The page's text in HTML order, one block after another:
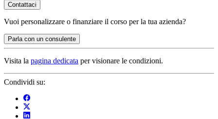
Contattaci
Vuoi personalizzare o finanziare il corso per la tua azienda?
Parla con un consulente
Visita la pagina dedicata per visionare le condizioni.
Condividi su: